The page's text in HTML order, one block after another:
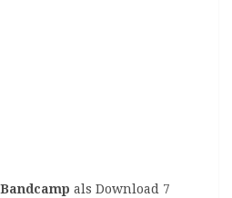
Bandcamp als Download 7